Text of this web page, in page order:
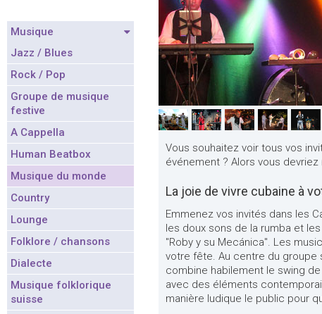
Musique
Jazz / Blues
Rock / Pop
Groupe de musique
festive
A Cappella
Human Beatbox
Musique du monde
Country
Lounge
Folklore / chansons
Dialecte
Musique folklorique
suisse
Vous souhaitez voir tous vos
événement ? Alors vous
La joie de vivre cubaine à
Emmenez vos invités dans les
les doux sons de la rumba et
"Roby y su Mecánica". Les
votre fête. Au centre du groupe
combine habilement le swing
avec des éléments
manière ludique le public pour